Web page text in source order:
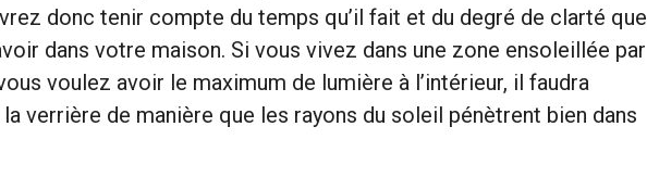
donc tenir compte du temps qu’il fait et du degré de clarté que
dans votre maison. Si vous vivez dans une zone ensoleillée par
voulez avoir le maximum de lumière à l’intérieur, il faudra
verrière de manière que les rayons du soleil pénètrent bien dans